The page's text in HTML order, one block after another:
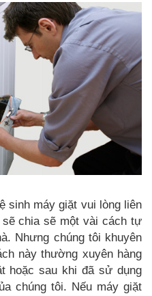
sinh máy giặt vui lòng liên
chia sẽ một vài cách tự
Nhưng chúng tôi khuyên
này thường xuyên hàng
hoặc sau khi đã sử dụng
chúng tôi. Nếu máy giặt